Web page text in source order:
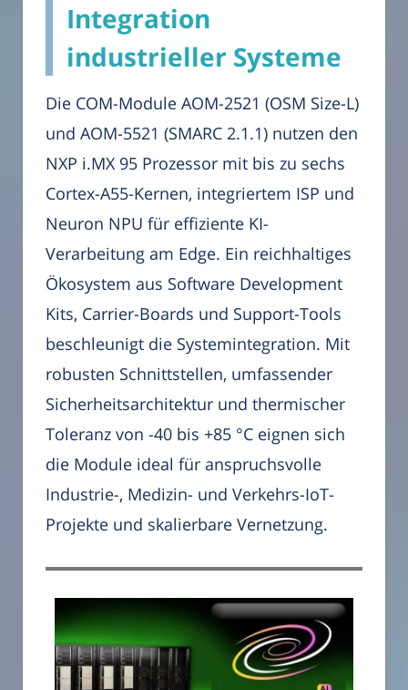
Integration
industrieller Systeme
Die COM-Module AOM-2521 (OSM Size-L)
und AOM-5521 (SMARC 2.1.1) nutzen den
NXP i.MX 95 Prozessor mit bis zu sechs
Cortex-A55-Kernen, integriertem ISP und
Neuron NPU für effiziente KI-
Verarbeitung am Edge. Ein reichhaltiges
Ökosystem aus Software Development
Kits, Carrier-Boards und Support-Tools
beschleunigt die Systemintegration. Mit
robusten Schnittstellen, umfassender
Sicherheitsarchitektur und thermischer
Toleranz von -40 bis +85 °C eignen sich
die Module ideal für anspruchsvolle
Industrie-, Medizin- und Verkehrs-IoT-
Projekte und skalierbare Vernetzung.